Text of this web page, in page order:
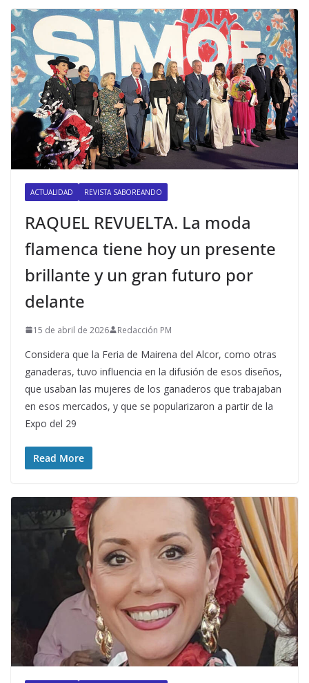
ACTUALIDAD REVISTA SABOREANDO
RAQUEL REVUELTA. La moda
flamenca tiene hoy un presente
brillante y un gran futuro por
delante
15 de abril de 2026 Redacción PM
Considera que la Feria de Mairena del Alcor, como otras
ganaderas, tuvo influencia en la difusión de esos diseños,
que usaban las mujeres de los ganaderos que trabajaban
en esos mercados, y que se popularizaron a partir de la
Expo del 29
Read More